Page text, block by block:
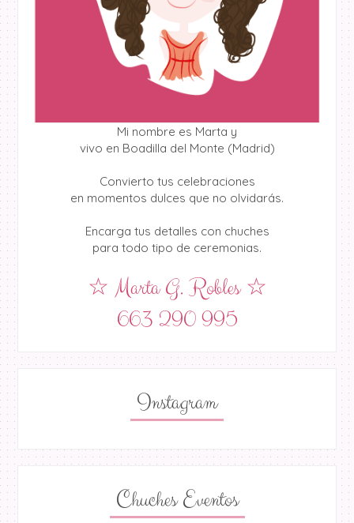
Mi nombre es Marta y
vivo en Boadilla del Monte (Madrid)
Convierto tus celebraciones
en momentos dulces que no olvidarás.
Encarga tus detalles con chuches
para todo tipo de ceremonias.
☆ Marta G. Robles ☆
663 290 995
Instagram
Chuches Eventos